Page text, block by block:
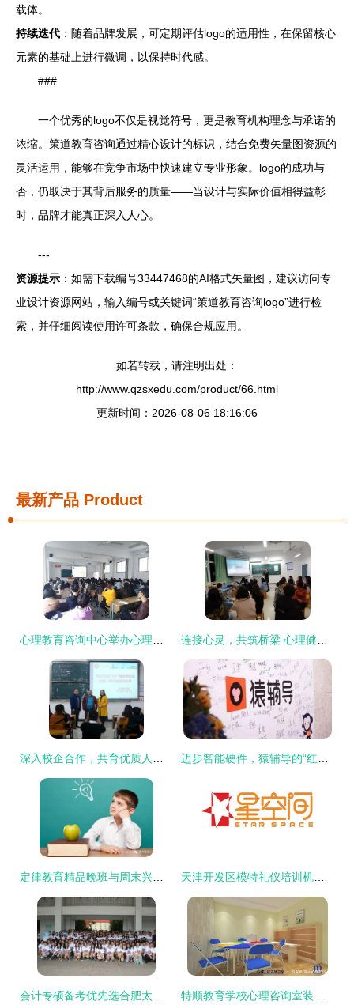
载体。
持续迭代 ：随着品牌发展，可定期评估logo的适用性，在保留核心
元素的基础上进行微调，以保持时代感。
###
一个优秀的logo不仅是视觉符号，更是教育机构理念与承诺的
浓缩。策道教育咨询通过精心设计的标识，结合免费矢量图资源的
灵活运用，能够在竞争市场中快速建立专业形象。logo的成功与
否，仍取决于其背后服务的质量——当设计与实际价值相得益彰
时，品牌才能真正深入人心。
---
资源提示 ：如需下载编号33447468的AI格式矢量图，建议访问专
业设计资源网站，输入编号或关键词“策道教育咨询logo”进行检
索，并仔细阅读使用许可条款，确保合规应用。
如若转载，请注明出处：
http://www.qzsxedu.com/product/66.html
更新时间：2026-08-06 18:16:06
最新产品 Product